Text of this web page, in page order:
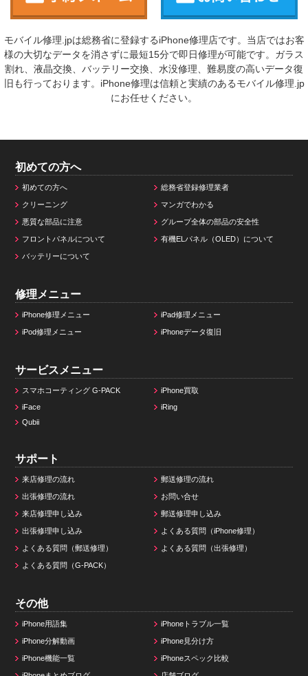
モバイル修理.jpは総務省に登録するiPhone修理店です。当店ではお客
様の大切なデータを消さずに最短15分で即日修理が可能です。ガラス
割れ、液晶交換、バッテリー交換、水没修理、難易度の高いデータ復
旧も行っております。iPhone修理は信頼と実績のあるモバイル修理.jp
にお任せください。
初めての方へ
初めての方へ 総務省登録修理業者
クリーニング マンガでわかる
悪質な部品に注意 グループ全体の部品の安全性
フロントパネルについて 有機ELパネル（OLED）について
バッテリーについて
修理メニュー
iPhone修理メニュー iPad修理メニュー
iPod修理メニュー iPhoneデータ復旧
サービスメニュー
スマホコーティング G-PACK
iPhone買取
iFace
iRing
Qubii
サポート
来店修理の流れ 郵送修理の流れ
出張修理の流れ お問い合せ
来店修理申し込み 郵送修理申し込み
出張修理申し込み よくある質問（iPhone修理）
よくある質問（郵送修理） よくある質問（出張修理）
よくある質問（G-PACK）
その他
iPhone用語集 iPhoneトラブル一覧
iPhone分解動画 iPhone見分け方
iPhone機能一覧 iPhoneスペック比較